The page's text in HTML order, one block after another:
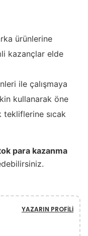
ürünlerine
kazançlar elde
ile çalışmaya
kullanarak öne
tekliflerine sıcak
para kazanma
YAZARIN PROFILI